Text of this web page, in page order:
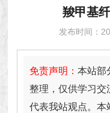
羧甲基
发布时间：
免责声明：本站部
整理，仅供学习交
代表我站观点。本